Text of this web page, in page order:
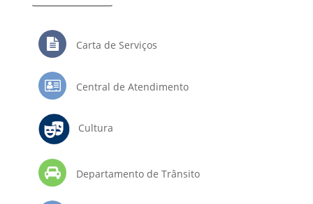
Carta de Serviços
Central de Atendimento
Cultura
Departamento de Trânsito